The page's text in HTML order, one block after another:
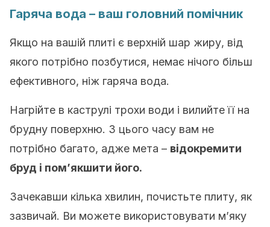
Гаряча вода – ваш головний помічник
Якщо на вашій плиті є верхній шар жиру, від
якого потрібно позбутися, немає нічого більш
ефективного, ніж гаряча вода.
Нагрійте в каструлі трохи води і вилийте її на
брудну поверхню. З цього часу вам не
потрібно багато, адже мета – відокремити
бруд і пом’якшити його.
Зачекавши кілька хвилин, почистьте плиту, як
зазвичай. Ви можете використовувати м’яку